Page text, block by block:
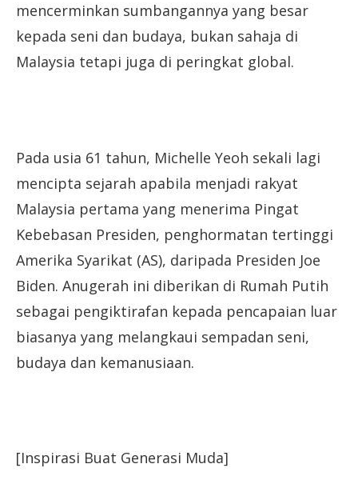
mencerminkan sumbangannya yang besar
kepada seni dan budaya, bukan sahaja di
Malaysia tetapi juga di peringkat global.
Pada usia 61 tahun, Michelle Yeoh sekali lagi
mencipta sejarah apabila menjadi rakyat
Malaysia pertama yang menerima Pingat
Kebebasan Presiden, penghormatan tertinggi
Amerika Syarikat (AS), daripada Presiden Joe
Biden. Anugerah ini diberikan di Rumah Putih
sebagai pengiktirafan kepada pencapaian luar
biasanya yang melangkaui sempadan seni,
budaya dan kemanusiaan.
[Inspirasi Buat Generasi Muda]